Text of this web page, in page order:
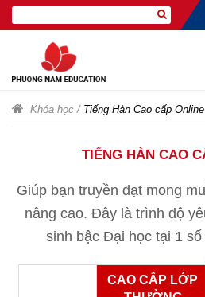
Khóa học / Tiếng Hàn Cao cấp Online
TIẾNG HÀN CAO
Giúp bạn truyền đạt mong
nâng cao. Đây là trình độ
sinh bậc Đại học tại 1
CAO CẤP LỚP